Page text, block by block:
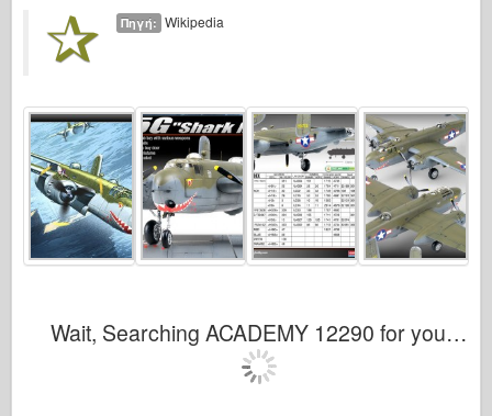
Dvd
Επαφή
Τα Κιτ
Πηγή: Wikipedia
Wait, Searching ACADEMY 12290 for you…